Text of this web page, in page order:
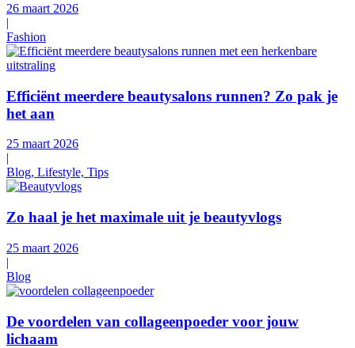
26 maart 2026
|
Fashion
Efficiënt meerdere beautysalons runnen? Zo pak je
het aan
25 maart 2026
|
Blog, Lifestyle, Tips
Zo haal je het maximale uit je beautyvlogs
25 maart 2026
|
Blog
De voordelen van collageenpoeder voor jouw
lichaam